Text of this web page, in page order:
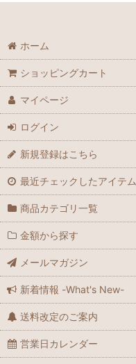
ホーム
ショッピングカート
マイページ
ログイン
新規登録はこちら
最近チェックしたアイテム
商品カテゴリ一覧
金額から探す
メールマガジン
新着情報 -What's New-
送料改定のご案内
営業日カレンダー